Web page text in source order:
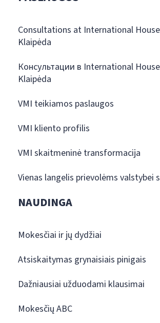
Consultations at International
Klaipėda
Консультации в International
Klaipėda
VMI teikiamos paslaugos
VMI kliento profilis
VMI skaitmeninė transformacija
Vienas langelis prievolėms valstybei
NAUDINGA
Mokesčiai ir jų dydžiai
Atsiskaitymas grynaisiais pinigais
Dažniausiai užduodami klausimai
Mokesčių ABC